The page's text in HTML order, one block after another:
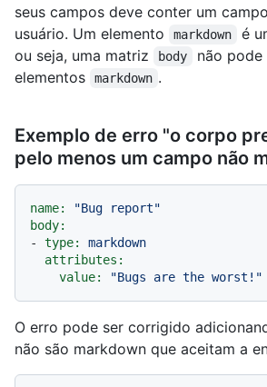
seus campos deve conter um
usuário. Um elemento
markdown
é
ou seja, uma matriz
body
não pode
elementos
markdown .
Exemplo de erro "o corpo
pelo menos um campo não
name:
"Bug report"
body:
-
type:
markdown
attributes:
value:
"Bugs are the worst!"
O erro pode ser corrigido
não são markdown que aceitam a